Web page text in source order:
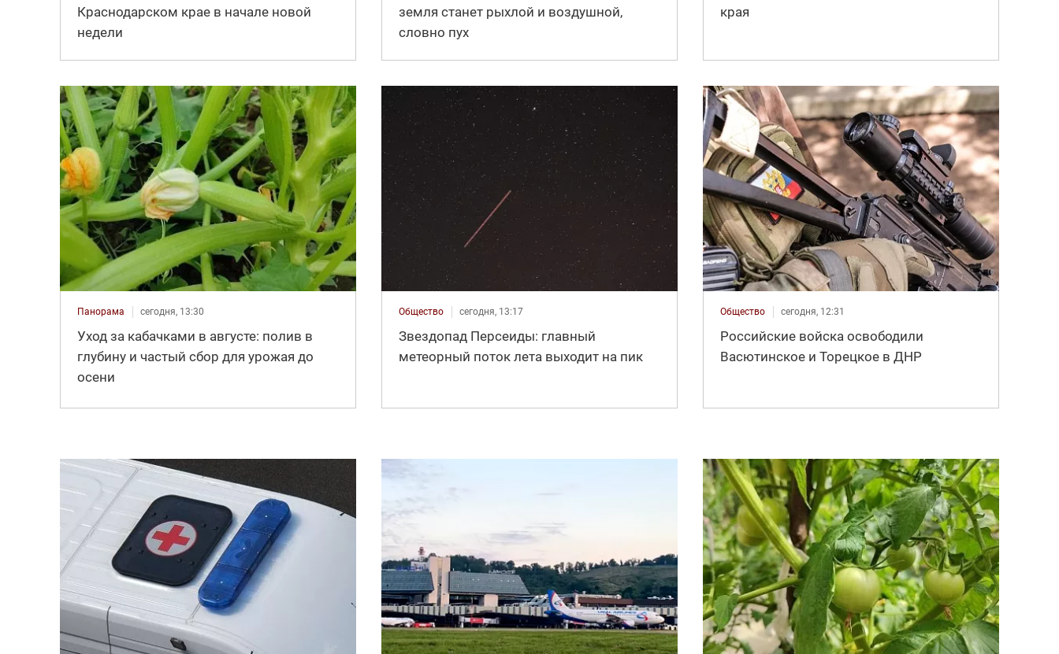
Краснодарском крае в начале новой
недели
земля станет рыхлой и воздушной,
словно пух
края
Панорама сегодня, 13:30
Уход за кабачками в августе: полив в
глубину и частый сбор для урожая до
осени
Общество сегодня, 13:17
Звездопад Персеиды: главный
метеорный поток лета выходит на пик
Общество сегодня, 12:31
Российские войска освободили
Васютинское и Торецкое в ДНР